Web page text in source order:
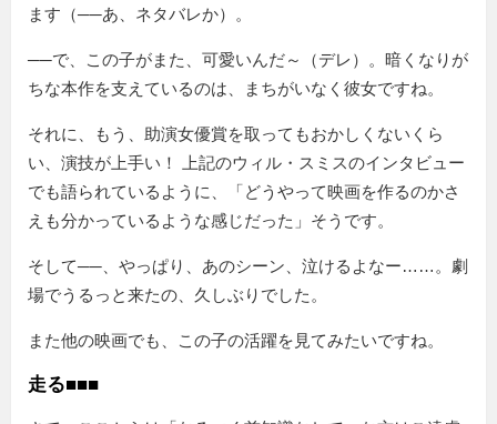
ます（──あ、ネタバレか）。
──で、この子がまた、可愛いんだ～（デレ）。暗くなりが
ちな本作を支えているのは、まちがいなく彼女ですね。
それに、もう、助演女優賞を取ってもおかしくないくら
い、演技が上手い！ 上記のウィル・スミスのインタビュー
でも語られているように、
どうやって映画を作るのかさ
えも分かっているような感じだった
そうです。
そして──、やっぱり、あのシーン、泣けるよなー……。劇
場でうるっと来たの、久しぶりでした。
また他の映画でも、この子の活躍を見てみたいですね。
走る■■■